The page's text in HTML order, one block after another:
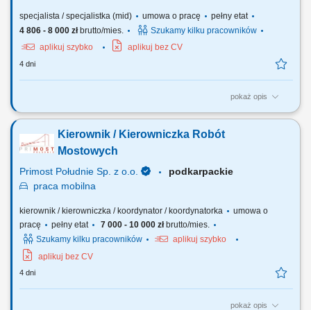
specjalista / specjalistka (mid) umowa o pracę
pełny etat
4 806 - 8 000 złbrutto/mies.
Szukamy kilku pracowników
aplikuj szybko
aplikuj bez CV
4 dni
pokaż opis
OPIS STANOWISKA analiza dokumentacji projektowej, technologicznej
nadzorze nad prawidłowym wykonywaniem robót; pozyskiwanie
podwykonawców, usługodawców i dostawców materiałów;
Kierownik / Kierowniczka Robót
Mostowych
Primost Południe Sp. z o.o.
podkarpackie
praca mobilna
kierownik / kierowniczka / koordynator / koordynatorka
umowa o
pracę
pełny etat 7 000 - 10 000 złbrutto/mies.
Szukamy kilku pracowników
aplikuj szybko
aplikuj bez CV
4 dni
pokaż opis